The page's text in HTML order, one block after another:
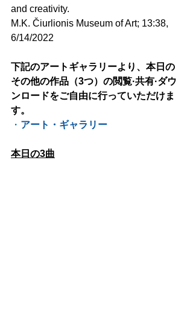
and creativity.
M.K. Čiurlionis Museum of Art; 13:38,
6/14/2022
下記のアートギャラリーより、本日の
その他の作品（3つ）の閲覧·共有·ダウ
ンロードをご自由に行っていただけま
す。
・ アート・ギャラリー
本日の3曲